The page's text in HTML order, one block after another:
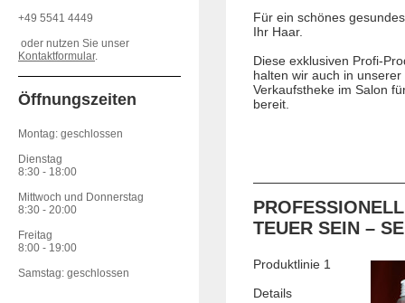
+49 5541 4449
oder nutzen Sie unser
Kontaktformular.
Öffnungszeiten
Montag: geschlossen
Dienstag
8:30 - 18:00
Mittwoch und Donnerstag
8:30 - 20:00
Freitag
8:00 - 19:00
Samstag: geschlossen
Für ein schönes
Ihr Haar.
Diese exklusiven Profi-
halten wir auch in unserer
Verkaufstheke im Salon
bereit.
TEUER SEIN –
Produktlinie 1
Details